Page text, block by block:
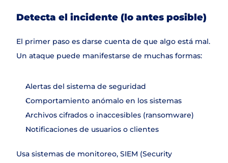
Detecta el incidente (lo antes posible)
El primer paso es darse cuenta de que algo está mal.
Un ataque puede manifestarse de muchas formas:
Alertas del sistema de seguridad
Comportamiento anómalo en los sistemas
Archivos cifrados o inaccesibles (ransomware)
Notificaciones de usuarios o clientes
Usa sistemas de monitoreo, SIEM (Security